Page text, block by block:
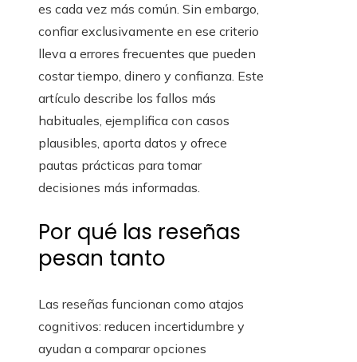
es cada vez más común. Sin embargo,
confiar exclusivamente en ese criterio
lleva a errores frecuentes que pueden
costar tiempo, dinero y confianza. Este
artículo describe los fallos más
habituales, ejemplifica con casos
plausibles, aporta datos y ofrece
pautas prácticas para tomar
decisiones más informadas.
Por qué las reseñas
pesan tanto
Las reseñas funcionan como atajos
cognitivos: reducen incertidumbre y
ayudan a comparar opciones